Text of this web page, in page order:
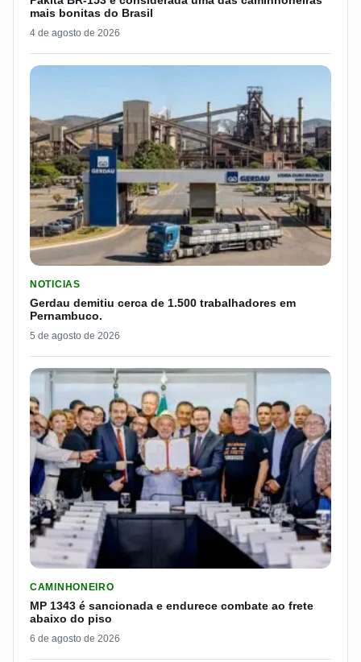
mais bonitas do Brasil
4 de agosto de 2026
NOTICIAS
Gerdau demitiu cerca de 1.500 trabalhadores em
Pernambuco.
5 de agosto de 2026
CAMINHONEIRO
MP 1343 é sancionada e endurece combate ao frete
abaixo do piso
6 de agosto de 2026